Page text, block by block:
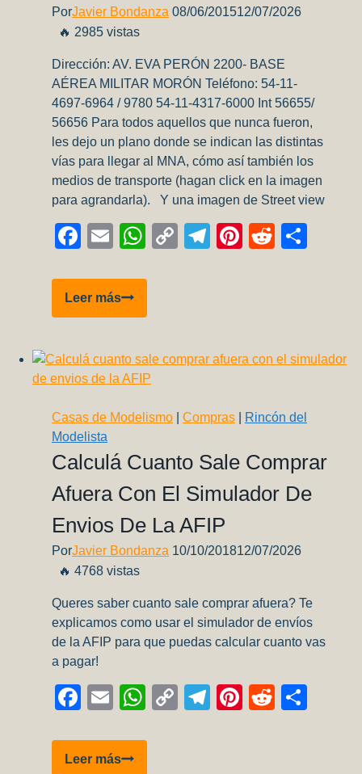
PorJavier Bondanza 08/06/201512/07/2026
🔥 2985 vistas
Dirección: AV. EVA PERÓN 2200- BASE
AÉREA MILITAR MORÓN Teléfono: 54-11-
4697-6964 / 9780 54-11-4317-6000 Int 56655/
56656 Para todos aquellos que nunca fueron,
les dejo un plano donde se indican las distintas
vías para llegar al MNA, cómo así también los
medios de transporte (hagan click en la imagen
para agrandarla). Y una imagen de Street view
Facebook
EmailWhatsApp
CopyTelegram
Pinterest
Reddit
Leer másCómo
llegar
Museo
Nacional
Aeronáutica?
Casas de Modelismo Compras
Rincón del
Modelista
Calculá Cuanto Sale Comprar
Afuera Con El Simulador De
Envios De La AFIP
PorJavier Bondanza 10/10/201812/07/2026
🔥 4768 vistas
Queres saber cuanto sale comprar afuera? Te
explicamos como usar el simulador de envíos
de la AFIP para que puedas calcular cuanto vas
a pagar!
Facebook
EmailWhatsApp
CopyTelegram
Pinterest
Reddit
Leer másCalculá